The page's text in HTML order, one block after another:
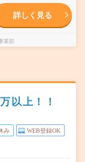
詳しく見る
業部
以上！！
み WEB登録OK